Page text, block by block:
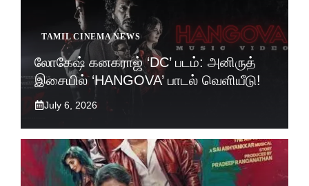
TAMIL CINEMA NEWS
லோகேஷ் கனகராஜ் ‘DC’ படம்: அனிருத்
இசையில் ‘HANGOVA’ பாடல் வெளியீடு!
July 6, 2026